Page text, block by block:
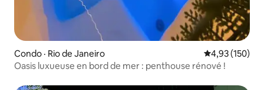
Condo · Rio de Janeiro Note
4,93 (150)
Oasis luxueuse en bord de mer : penthouse rénové !